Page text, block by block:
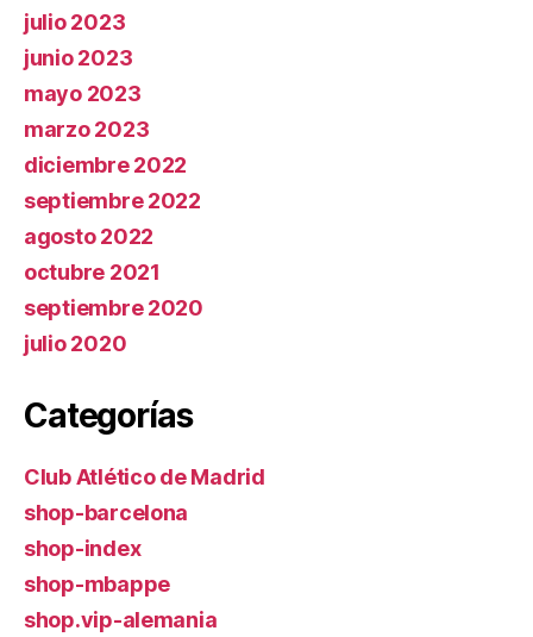
julio 2023
junio 2023
mayo 2023
marzo 2023
diciembre 2022
septiembre 2022
agosto 2022
octubre 2021
septiembre 2020
julio 2020
Categorías
Club Atlético de Madrid
shop-barcelona
shop-index
shop-mbappe
shop.vip-alemania